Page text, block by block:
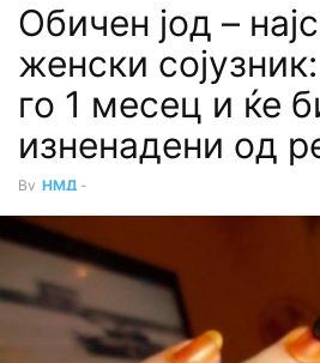
Обичен јод –
женски
го 1 месец и ќе
изненадени од
By НМД -